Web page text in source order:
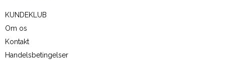
KUNDEKLUB
Om os
Kontakt
Handelsbetingelser